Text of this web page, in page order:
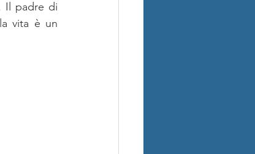
Il padre di
vita è un